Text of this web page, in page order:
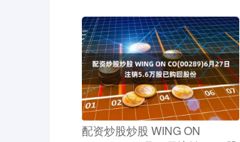
​配资炒股炒股 WING ON